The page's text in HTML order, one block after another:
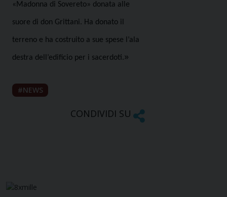
«Madonna di Sovereto» donata alle
suore di don Grittani. Ha donato il
terreno e ha costruito a sue spese l’ala
destra dell’edificio per i sacerdoti.»
NEWS
CONDIVIDI SU